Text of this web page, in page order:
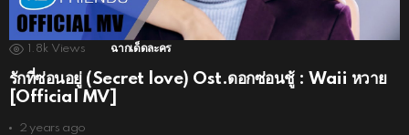
1.8k Views ฉากเด็ดละคร
รักที่ซ่อนอยู่ (Secret love) Ost.ดอกซ่อนชู้ : Waii หวาย
[Official MV]
2 years ago